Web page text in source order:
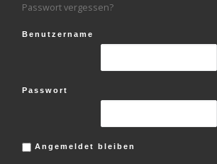
Passwort vergessen?
Benutzername
Passwort
Angemeldet bleiben